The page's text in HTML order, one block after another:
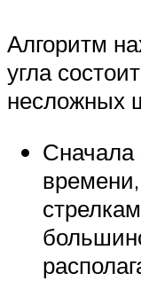
Алгоритм
угла
несложных
Сначала